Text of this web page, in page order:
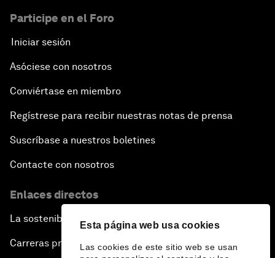
Esta página web usa cookies
Las cookies de este sitio web se usan
Participe en el Foro
Iniciar sesión
Asóciese con nosotros
Conviértase en miembro
Regístrese para recibir nuestras notas de prensa
Suscríbase a nuestros boletines
Contacte con nosotros
Enlaces directos
La sostenibilidad en el Foro
Carreras profesionales